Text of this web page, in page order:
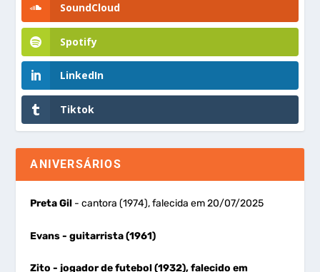
SoundCloud
Spotify
LinkedIn
Tiktok
ANIVERSÁRIOS
Preta Gil - cantora (1974), falecida em 20/07/2025
Evans- guitarrista (1961)
Zito- jogador de futebol (1932), falecido em